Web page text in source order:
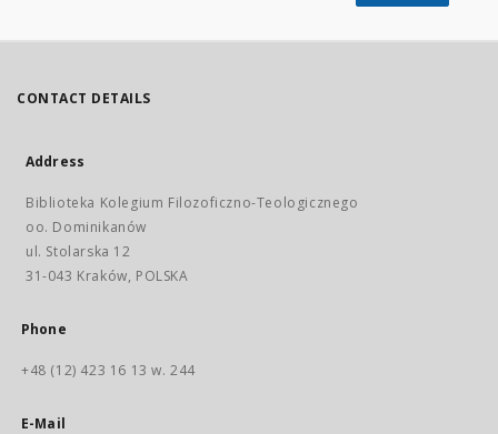
CONTACT DETAILS
Address
Biblioteka Kolegium Filozoficzno-Teologicznego
oo. Dominikanów
ul. Stolarska 12
31-043 Kraków, POLSKA
Phone
+48 (12) 423 16 13 w. 244
E-Mail